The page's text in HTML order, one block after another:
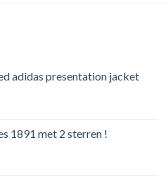
adidas presentation jacket
1891 met 2 sterren !